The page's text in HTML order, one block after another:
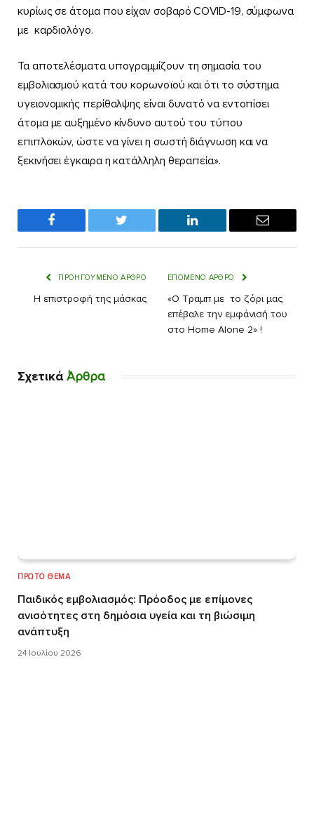
κυρίως σε άτομα που είχαν σοβαρό COVID-19, σύμφωνα
με καρδιολόγο.
Τα αποτελέσματα υπογραμμίζουν τη σημασία του
εμβολιασμού κατά του κορωνοϊού και ότι το σύστημα
υγειονομικής περίθαλψης είναι δυνατό να εντοπίσει
άτομα με αυξημένο κίνδυνο αυτού του τύπου
επιπλοκών, ώστε να γίνει η σωστή διάγνωση και να
ξεκινήσει έγκαιρα η κατάλληλη θεραπεία».
Facebook Twitter LinkedIn Email
ΠΡΟΗΓΟΎΜΕΝΟ ΆΡΘΡΟ
Η επιστροφή της μάσκας
ΕΠΌΜΕΝΟ ΆΡΘΡΟ
«Ο Τραμπ με το ζόρι μας
επέβαλε την εμφάνισή του
στο Home Alone 2» !
ΣχετικάΆρθρα
ΠΡΏΤΟ ΘΈΜΑ
Παιδικός εμβολιασμός: Πρόοδος με επίμονες
ανισότητες στη δημόσια υγεία και τη βιώσιμη
ανάπτυξη
24 Ιουλίου 2026